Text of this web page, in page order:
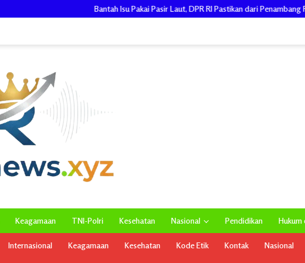
Bantah Isu Pakai Pasir Laut, DPR RI Pastikan dari Penambang Resmi, Proyek
Keagamaan TNI-Polri Kesehatan Nasional Pendidikan Hukum
Internasional Keagamaan Kesehatan Kode Etik Kontak Nasional